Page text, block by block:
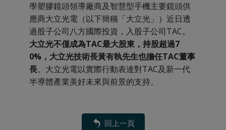
學塑膠鏡頭領導廠商及智慧型手機主要鏡頭供
應商大立光電 （以下簡稱「大立光」）近日透
過股子公司八方國際投資，入股子公司TAC。
大立光不僅成為TAC最大股東，持股超過7
0%，大立光技術長黃有執先生也擔任TAC董事
長。大立光電以實際行動表達對TAC及新一代
半導體產業美好未來與前景的支持。
回上一頁